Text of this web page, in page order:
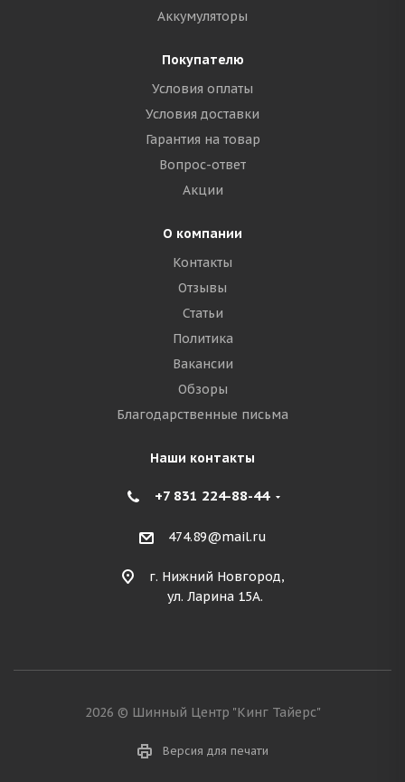
Аккумуляторы
Покупателю
Условия оплаты
Условия доставки
Гарантия на товар
Вопрос-ответ
Акции
О компании
Контакты
Отзывы
Статьи
Политика
Вакансии
Обзоры
Благодарственные письма
Наши контакты
+7 831 224-88-44
474.89@mail.ru
г. Нижний Новгород,
ул. Ларина 15А.
2026 © Шинный Центр "Кинг Тайерс"
Версия для печати